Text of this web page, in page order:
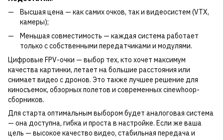
Высшая цена — как самих очков, так и видеосистем (VTX,
камеры);
Меньшая совместимость — каждая система работает
только с собственными передатчиками и модулями.
Цифровые FPV-очки — выбор тех, кто хочет максимум
качества картинки, летает на большие расстояния или
снимает видео с дронов. Это также лучшее решение для
киносъемок, обзорных полетов и современных cinewhoop-
сборников.
Для старта оптимальным выбором будет аналоговая система
— она доступна, гибка и проста в настройке. Если же ваша
цель — высокое качество видео, стабильная передача и